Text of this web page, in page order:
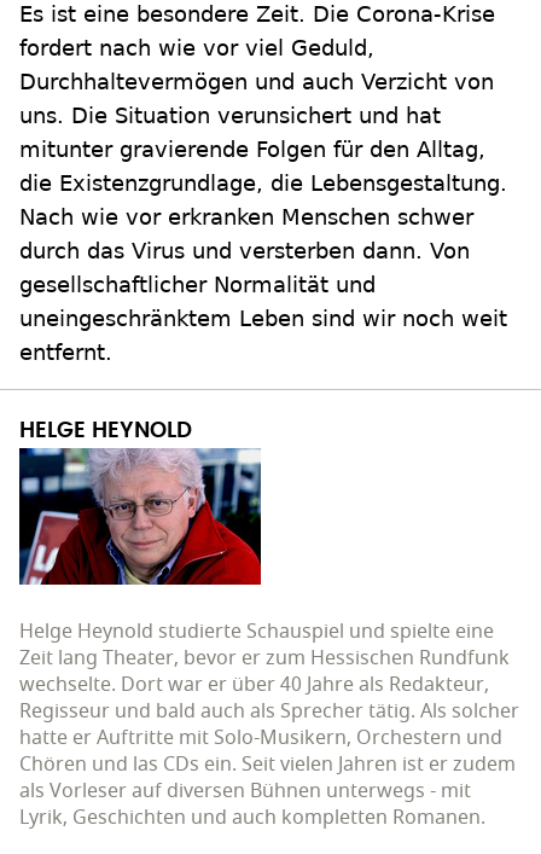
Es ist eine besondere Zeit. Die Corona-Krise
fordert nach wie vor viel Geduld,
Durchhaltevermögen und auch Verzicht von
uns. Die Situation verunsichert und hat
mitunter gravierende Folgen für den Alltag,
die Existenzgrundlage, die Lebensgestaltung.
Nach wie vor erkranken Menschen schwer
durch das Virus und versterben dann. Von
gesellschaftlicher Normalität und
uneingeschränktem Leben sind wir noch weit
entfernt.
HELGE HEYNOLD
Helge Heynold studierte Schauspiel und spielte eine
Zeit lang Theater, bevor er zum Hessischen Rundfunk
wechselte. Dort war er über 40 Jahre als Redakteur,
Regisseur und bald auch als Sprecher tätig. Als solcher
hatte er Auftritte mit Solo-Musikern, Orchestern und
Chören und las CDs ein. Seit vielen Jahren ist er zudem
als Vorleser auf diversen Bühnen unterwegs - mit
Lyrik, Geschichten und auch kompletten Romanen.